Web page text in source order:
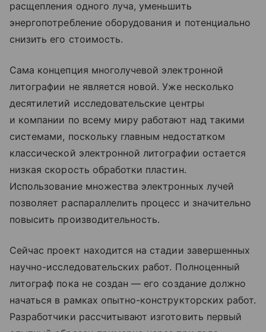
расщепления одного луча, уменьшить
энергопотребление оборудования и потенциально
снизить его стоимость.
Сама концепция многолучевой электронной
литографии не является новой. Уже несколько
десятилетий исследовательские центры
и компании по всему миру работают над такими
системами, поскольку главным недостатком
классической электронной литографии остается
низкая скорость обработки пластин.
Использование множества электронных лучей
позволяет распараллелить процесс и значительно
повысить производительность.
Сейчас проект находится на стадии завершенных
научно-исследовательских работ. Полноценный
литограф пока не создан — его создание должно
начаться в рамках опытно-конструкторских работ.
Разработчики рассчитывают изготовить первый